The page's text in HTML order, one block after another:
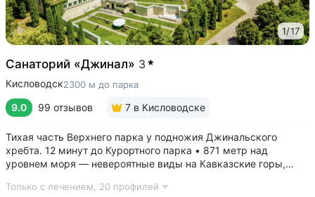
1/17
Санаторий «Джинал» 3
Кисловодск2300 м до парка
9.0 99 отзывов 7 в Кисловодске
Тихая часть Верхнего парка у подножия Джинальского
хребта. 12 минут до Курортного парка • 871 метр над
уровнем моря ­— невероятные виды на Кавказские горы,
расположены лучшие смотровые площадки Кисловодска •
Только с лечением, 20 профилей